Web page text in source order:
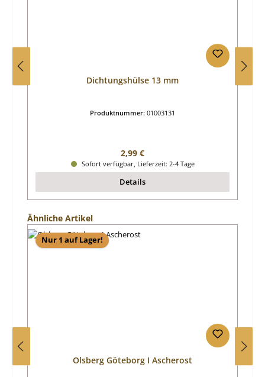
Dichtungshülse 13 mm
Produktnummer: 01003131
Regulärer Preis:
2,99 €
Sofort verfügbar, Lieferzeit: 2-4 Tage
Details
Produktgalerie überspringen
Ähnliche Artikel
Nur 1 auf Lager!
Olsberg Göteborg I Ascherost